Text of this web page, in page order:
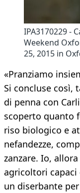
IPA3170229 -
Weekend
25, 2015 in
«Pranziamo
Si concluse così,
di penna con
scoperto quanto
riso biologico e
nefandezze,
zanzare. Io,
agricoltori
un diserbante